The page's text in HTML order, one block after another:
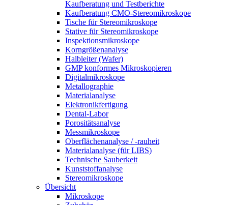
Kaufberatung und Testberichte
Kaufberatung CMO-Stereomikroskope
Tische für Stereomikroskope
Stative für Stereomikroskope
Inspektionsmikroskope
Korngrößenanalyse
Halbleiter (Wafer)
GMP konformes Mikroskopieren
Digitalmikroskope
Metallographie
Materialanalyse
Elektronikfertigung
Dental-Labor
Porositätsanalyse
Messmikroskope
Oberflächenanalyse / -rauheit
Materialanalyse (für LIBS)
Technische Sauberkeit
Kunststoffanalyse
Stereomikroskope
Übersicht
Mikroskope